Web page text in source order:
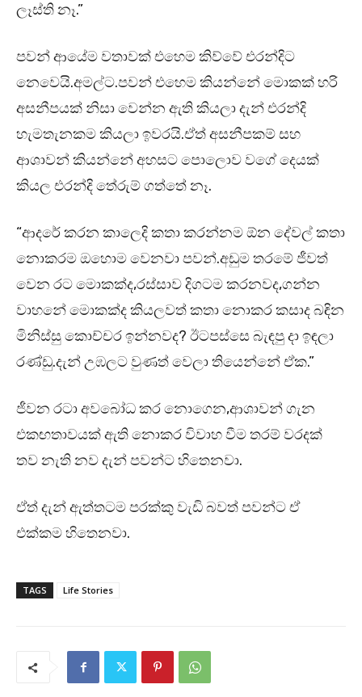
ලෑස්ති නෑ.”
පවන් ආයේම වතාවක් එහෙම කිව්වේ එරන්දිට
නෙවෙයි.අමල්ට.පවන් එහෙම කියන්නේ මොකක් හරි
අසනීපයක් නිසා වෙන්න ඇති කියලා දැන් එරන්දි
හැමතැනකම කියලා ඉවරයි.ඒත් අසනීපකම් සහ
ආශාවන් කියන්නේ අහසට පොලොව වගේ දෙයක්
කියල එරන්දි තේරුම් ගත්තේ නෑ.
“ආදරේ කරන කාලෙදි කතා කරන්නම ඕන දේවල් කතා
නොකරම ඔහොම වෙනවා පවන්.අඩුම තරමේ ජීවත්
වෙන රට මොකක්ද,රස්සාව දිගටම කරනවද,ගන්න
වාහනේ මොකක්ද කියලවත් කතා නොකර කසාද බඳින
මිනිස්සු කොච්චර ඉන්නවද? ඊටපස්සෙ බැඳපු දා ඉඳලා
රණ්ඩු.දැන් උඹලට වුණත් වෙලා තියෙන්නේ ඒක.”
ජීවන රටා අවබෝධ කර නොගෙන,ආශාවන් ගැන
එකඟතාවයක් ඇති නොකර විවාහ වීම තරම් වරදක්
තව නැති නව දැන් පවන්ට හිතෙනවා.
ඒත් දැන් ඇත්තටම පරක්කු වැඩි බවත් පවන්ට ඒ
එක්කම හිතෙනවා.
TAGS Life Stories